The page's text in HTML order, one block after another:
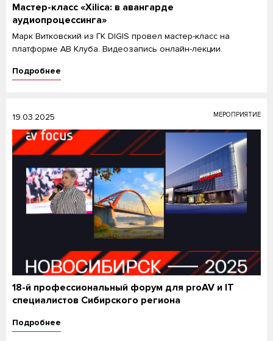
Мастер-класс «Xilica: в авангарде
аудиопроцессинга»
Марк Витковский из ГК DIGIS провел мастер-класс на
платформе АВ Клуба. Видеозапись онлайн-лекции.
Подробнее
19.03.2025 МЕРОПРИЯТИЕ
18-й профессиональный форум для proAV и IT
специалистов Сибирского региона
Подробнее